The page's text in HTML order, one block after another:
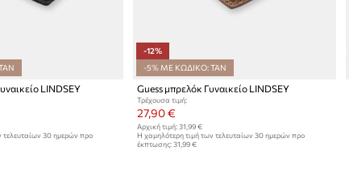
LINDSEY
τελευταίων 30 ημερών προ
-12%
-5% ΜΕ ΚΩΔΙΚΟ: TAN
Guess μπρελόκ Γυναικείο LINDSEY
Τρέχουσα τιμή:
27,90 €
Αρχική τιμή: 31,99 €
Η χαμηλότερη τιμή των τελευταίων 30 ημερών προ
έκπτωσης: 31,99 €